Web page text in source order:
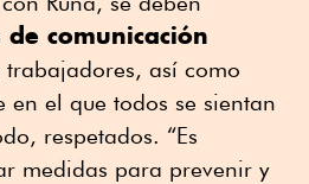
de comunicación
trabajadores, así como
en el que todos se sientan
respetados. “Es
medidas para prevenir y